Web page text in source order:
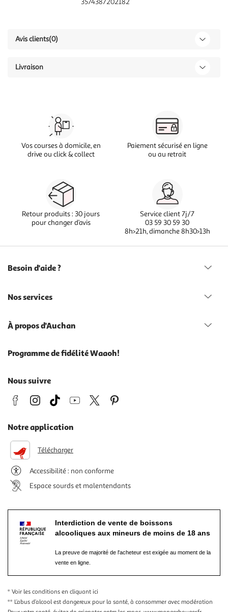
3574387202182
Avis clients(0)
Livraison
Vos courses à domicile, en
drive ou click & collect
Paiement sécurisé en ligne
ou au retrait
Retour produits : 30 jours
pour changer d’avis
Service client 7j/7
03 59 30 59 30
8h>21h, dimanche 8h30>13h
Besoin d'aide ?
Nos services
À propos d'Auchan
Programme de fidélité Waaoh!
Nous suivre
Notre application
Télécharger
Accessibilité : non conforme
Espace sourds et malentendants
Interdiction de vente de boissons
alcooliques aux mineurs de moins de 18 ans
La preuve de majorité de l'acheteur est exigée au moment de la
vente en ligne.
* Voir les conditions en cliquant ici
** L’abus d’alcool est dangereux pour la santé, à consommer avec modération